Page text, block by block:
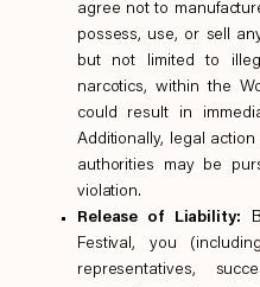
agree not to
possess, use, or sell
but not limited to
narcotics, within the
could result in
Additionally, legal
authorities may be
violation.
Release of Liability:
Festival, you
representatives,